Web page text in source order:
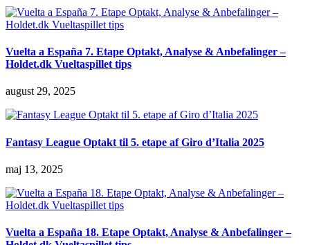
Vuelta a España 7. Etape Optakt, Analyse & Anbefalinger –
Holdet.dk Vueltaspillet tips
august 29, 2025
Fantasy League Optakt til 5. etape af Giro d’Italia 2025
maj 13, 2025
Vuelta a España 18. Etape Optakt, Analyse & Anbefalinger –